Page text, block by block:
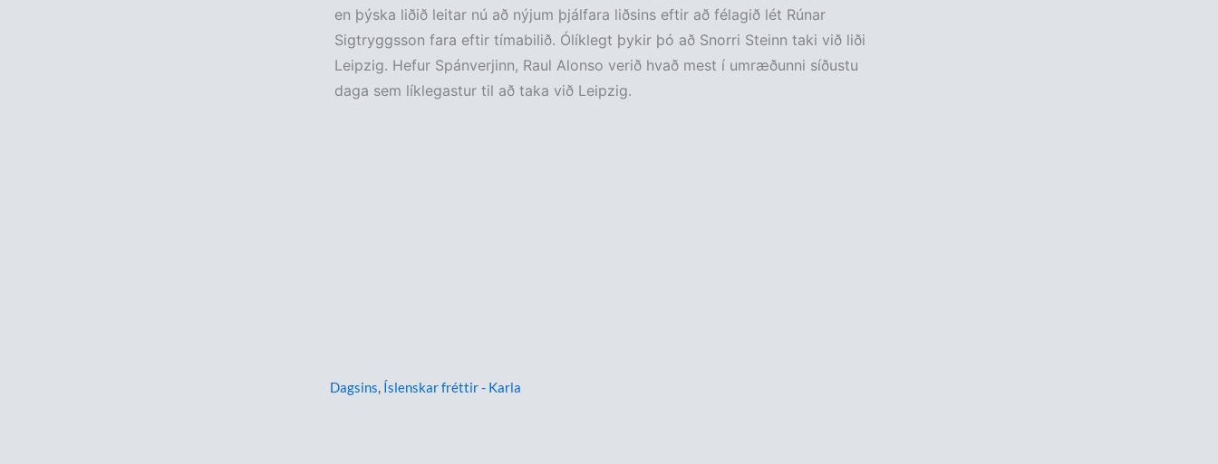
en þýska liðið leitar nú að nýjum þjálfara liðsins eftir að félagið lét Rúnar
Sigtryggsson fara eftir tímabilið. Ólíklegt þykir þó að Snorri Steinn taki við liði
Leipzig. Hefur Spánverjinn, Raul Alonso verið hvað mest í umræðunni síðustu
daga sem líklegastur til að taka við Leipzig.
Dagsins, Íslenskar fréttir - Karla